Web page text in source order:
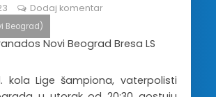
Dodaj komentar
Beograd)
kola Lige šampiona, vaterpolisti